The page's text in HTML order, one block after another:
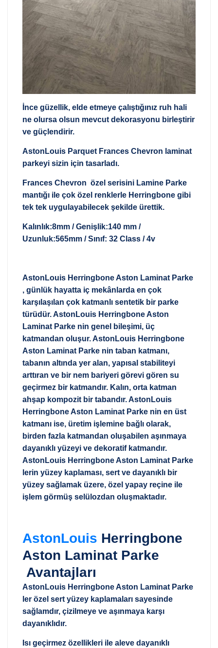
İnce güzellik, elde etmeye çalıştığınız ruh hali
ne olursa olsun mevcut dekorasyonu birleştirir
ve güçlendirir.
AstonLouis Parquet Frances Chevron laminat
parkeyi sizin için tasarladı.
Frances Chevron özel serisini Lamine Parke
mantığı ile çok özel renklerle Herringbone gibi
tek tek uygulayabilecek şekilde ürettik.
Kalınlık:8mm / Genişlik:140 mm /
Uzunluk:565mm / Sınıf: 32 Class / 4v
AstonLouis Herringbone Aston Laminat Parke
, günlük hayatta iç mekânlarda en çok
karşılaşılan çok katmanlı sentetik bir parke
türüdür. AstonLouis Herringbone Aston
Laminat Parke nin genel bileşimi, üç
katmandan oluşur. AstonLouis Herringbone
Aston Laminat Parke nin taban katmanı,
tabanın altında yer alan, yapısal stabiliteyi
arttıran ve bir nem bariyeri görevi gören su
geçirmez bir katmandır. Kalın, orta katman
ahşap kompozit bir tabandır. AstonLouis
Herringbone Aston Laminat Parke nin en üst
katmanı ise, üretim işlemine bağlı olarak,
birden fazla katmandan oluşabilen aşınmaya
dayanıklı yüzeyi ve dekoratif katmandır.
AstonLouis Herringbone Aston Laminat Parke
lerin yüzey kaplaması, sert ve dayanıklı bir
yüzey sağlamak üzere, özel yapay reçine ile
işlem görmüş selülozdan oluşmaktadır.
AstonLouis Herringbone
Aston Laminat Parke
Avantajları
AstonLouis Herringbone Aston Laminat Parke
ler özel sert yüzey kaplamaları sayesinde
sağlamdır, çizilmeye ve aşınmaya karşı
dayanıklıdır.
Isı geçirmez özellikleri ile aleve dayanıklı